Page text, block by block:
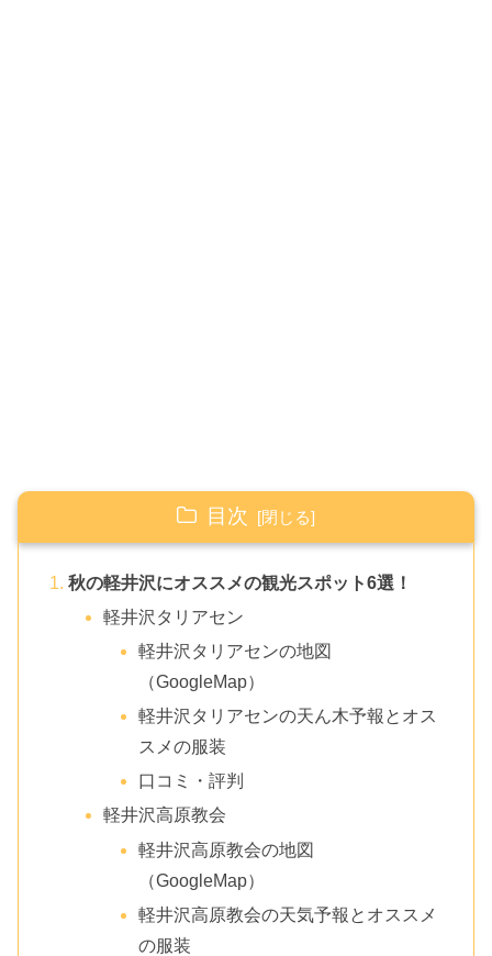
目次
秋の軽井沢にオススメの観光スポット6選！
軽井沢タリアセン
軽井沢タリアセンの地図
（GoogleMap）
軽井沢タリアセンの天ん木予報とオス
スメの服装
口コミ・評判
軽井沢高原教会
軽井沢高原教会の地図
（GoogleMap）
軽井沢高原教会の天気予報とオススメ
の服装